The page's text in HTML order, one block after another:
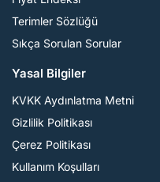
Terimler Sözlüğü
Sıkça Sorulan Sorular
Yasal Bilgiler
KVKK Aydınlatma Metni
Gizlilik Politikası
Çerez Politikası
Kullanım Koşulları